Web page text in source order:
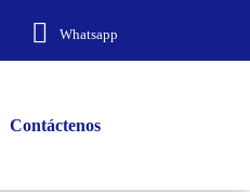
Whatsapp
Contáctenos